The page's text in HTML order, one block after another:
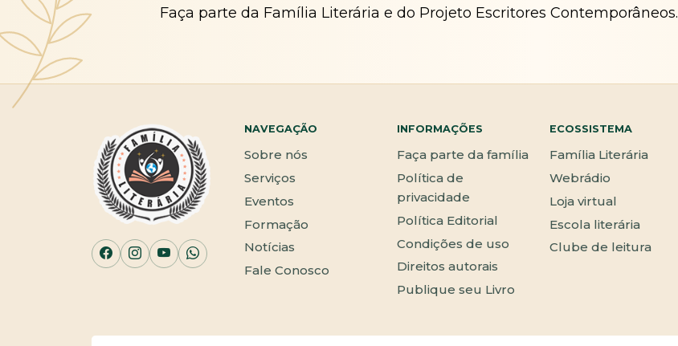
Faça parte da Família Literária e do Projeto Escritores Contemporâneos.
NAVEGAÇÃO
Sobre nós
Serviços
Eventos
Formação
Notícias
Fale Conosco
INFORMAÇÕES
Faça parte da família
Política de
privacidade
Política Editorial
Condições de uso
Direitos autorais
Publique seu Livro
ECOSSISTEMA
Família Literária
Webrádio
Loja virtual
Escola literária
Clube de leitura